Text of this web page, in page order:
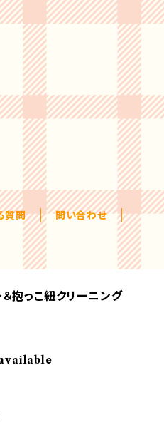
質問 問い合わせ
抱っこ紐クリーニング